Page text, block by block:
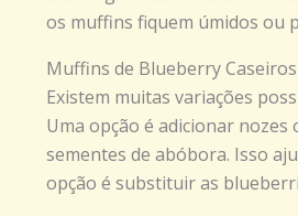
os muffins fiquem úmidos ou
Muffins de Blueberry
Existem muitas variações
Uma opção é adicionar nozes
sementes de abóbora. Isso
opção é substituir as